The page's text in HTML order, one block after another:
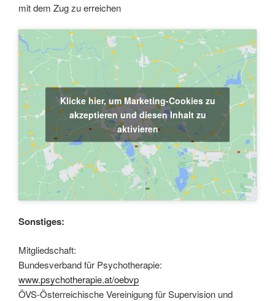
mit dem Zug zu erreichen
Klicke hier, um Marketing-Cookies zu
akzeptieren und diesen Inhalt zu
aktivieren
Sonstiges:
Mitgliedschaft:
Bundesverband für Psychotherapie:
www.psychotherapie.at/oebvp
ÖVS-Österreichische Vereinigung für Supervision und